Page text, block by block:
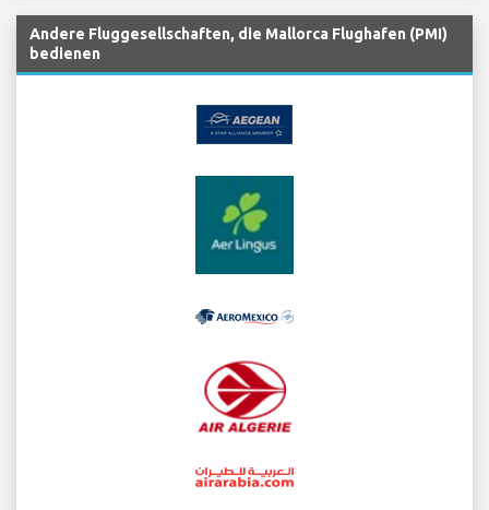
Andere Fluggesellschaften, die Mallorca Flughafen (PMI)
bedienen